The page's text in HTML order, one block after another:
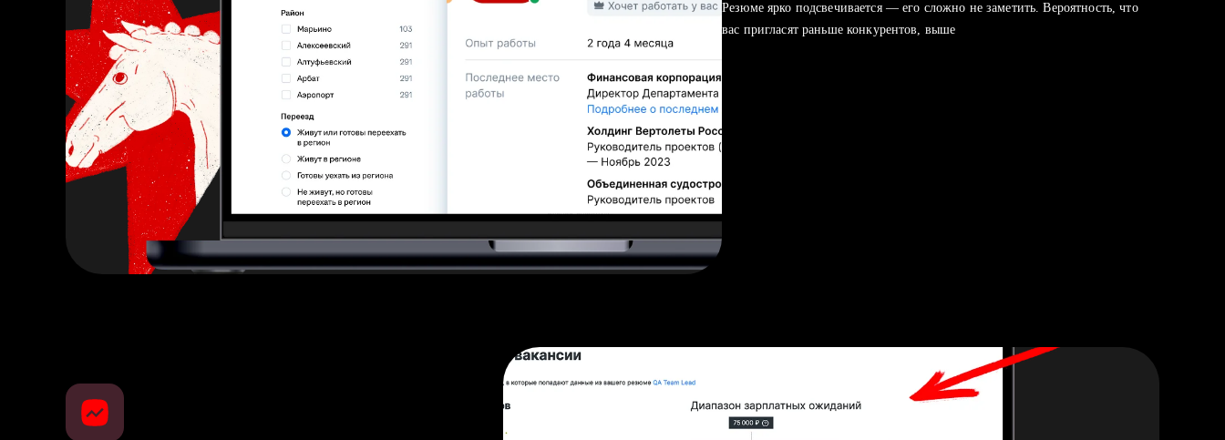
Резюме ярко подсвечивается — его сложно не заметить. Вероятность, что
вас пригласят раньше конкурентов, выше